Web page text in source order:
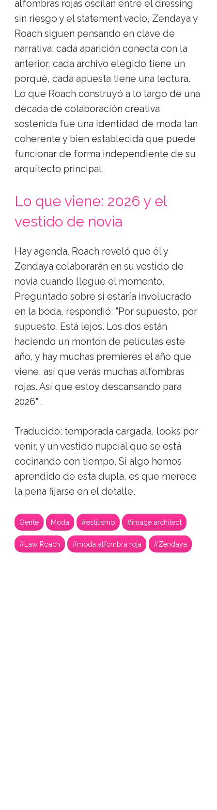
alfombras rojas oscilan entre el dressing
sin riesgo y el statement vacío, Zendaya y
Roach siguen pensando en clave de
narrativa: cada aparición conecta con la
anterior, cada archivo elegido tiene un
porqué, cada apuesta tiene una lectura.
Lo que Roach construyó a lo largo de una
década de colaboración creativa
sostenida fue una identidad de moda tan
coherente y bien establecida que puede
funcionar de forma independiente de su
arquitecto principal.
Lo que viene: 2026 y el
vestido de novia
Hay agenda. Roach reveló que él y
Zendaya colaborarán en su vestido de
novia cuando llegue el momento.
Preguntado sobre si estaría involucrado
en la boda, respondió: "Por supuesto, por
supuesto. Está lejos. Los dos están
haciendo un montón de películas este
año, y hay muchas premieres el año que
viene, así que verás muchas alfombras
rojas. Así que estoy descansando para
2026" .
Traducido: temporada cargada, looks por
venir, y un vestido nupcial que se está
cocinando con tiempo. Si algo hemos
aprendido de esta dupla, es que merece
la pena fijarse en el detalle.
Gente Moda #estilismo #image architect
#Law Roach #moda alfombra roja #Zendaya